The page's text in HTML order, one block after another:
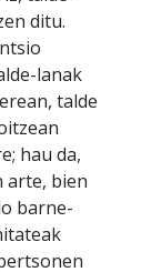
ditu.
lanak
talde
hau da,
arte, bien
barne-